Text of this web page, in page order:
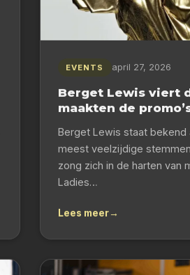
EVENTS april 27, 2026
Berget Lewis viert
maakten de
Berget Lewis staat bekend
meest veelzijdige
zong zich in de harten van
Ladies…
Lees meer→